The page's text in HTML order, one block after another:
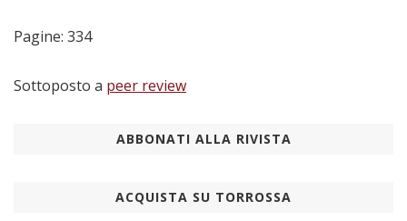
Pagine: 334
Sottoposto a peer review
ABBONATI ALLA RIVISTA
ACQUISTA SU TORROSSA